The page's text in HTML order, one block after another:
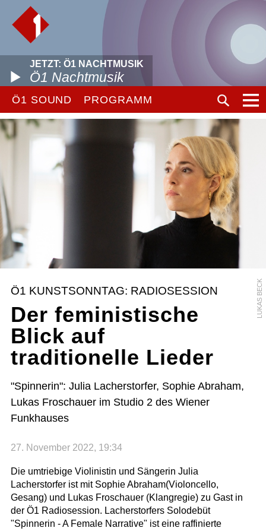
JETZT: Ö1 NACHTMUSIK
Ö1 Nachtmusik
Ö1 SOUND PROGRAMM
LUKAS BECK
Ö1 KUNSTSONNTAG: RADIOSESSION
Der feministische
Blick auf
traditionelle Lieder
"Spinnerin": Julia Lacherstorfer, Sophie Abraham,
Lukas Froschauer im Studio 2 des Wiener
Funkhauses
27. November 2022, 19:34
Die umtriebige Violinistin und Sängerin Julia
Lacherstorfer ist mit Sophie Abraham(Violoncello,
Gesang) und Lukas Froschauer (Klangregie) zu Gast in
der Ö1 Radiosession. Lacherstorfers Solodebüt
"Spinnerin - A Female Narrative" ist eine raffinierte